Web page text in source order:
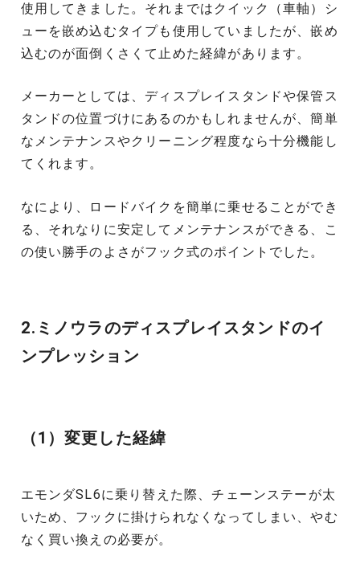
使用してきました。それまではクイック（車軸）シ
ューを嵌め込むタイプも使用していましたが、嵌め
込むのが面倒くさくて止めた経緯があります。
メーカーとしては、ディスプレイスタンドや保管ス
タンドの位置づけにあるのかもしれませんが、簡単
なメンテナンスやクリーニング程度なら十分機能し
てくれます。
なにより、ロードバイクを簡単に乗せることができ
る、それなりに安定してメンテナンスができる、こ
の使い勝手のよさがフック式のポイントでした。
2.ミノウラのディスプレイスタンドのイ
ンプレッション
（1）変更した経緯
エモンダSL6に乗り替えた際、チェーンステーが太
いため、フックに掛けられなくなってしまい、やむ
なく買い換えの必要が。